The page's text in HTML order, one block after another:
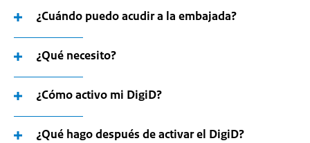
¿Cuándo puedo acudir a la embajada?
¿Qué necesito?
¿Cómo activo mi DigiD?
¿Qué hago después de activar el DigiD?